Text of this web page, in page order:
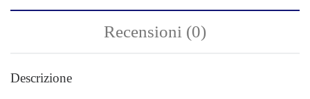
Recensioni (0)
Descrizione